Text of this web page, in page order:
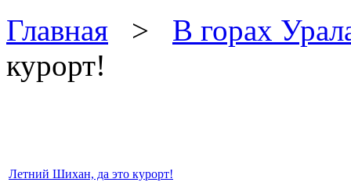
Главная > В горах
курорт!
Летний Шихан, да это курорт!